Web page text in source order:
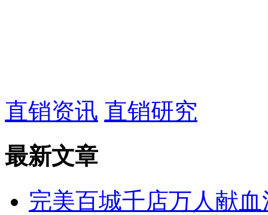
直销资讯 直销研究
最新文章
完美百城千店万人献